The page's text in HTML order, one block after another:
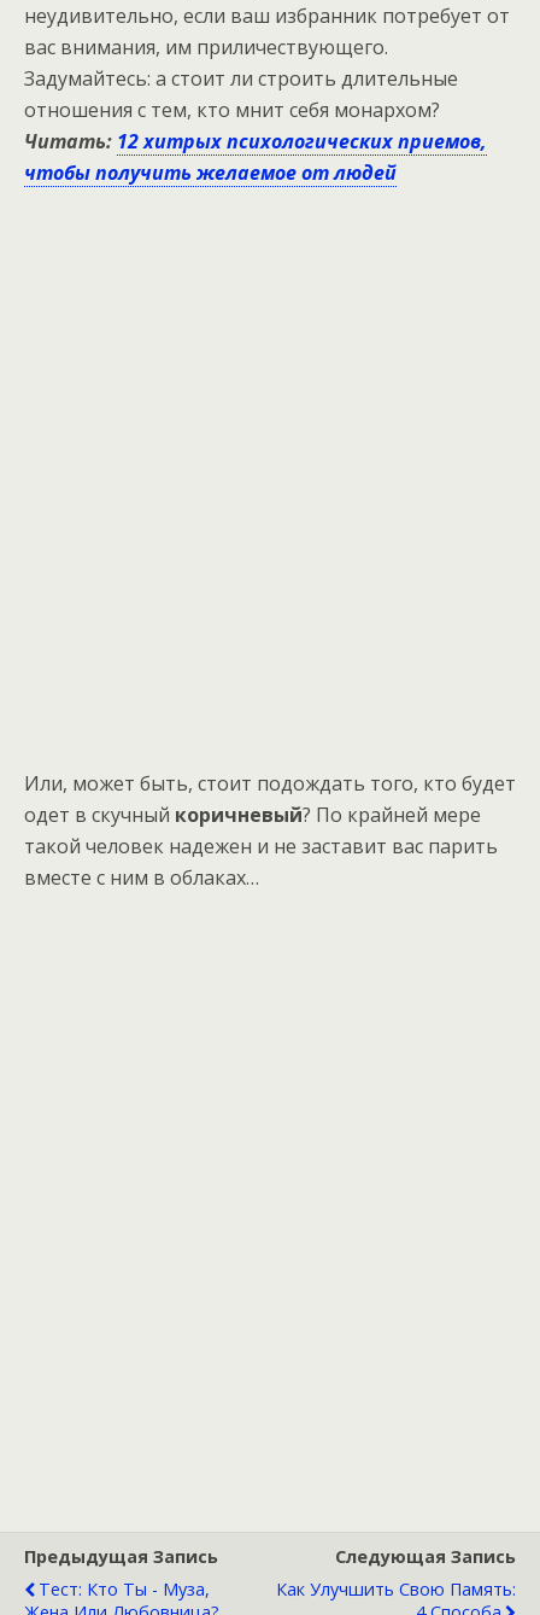
неудивительно, если ваш избранник потребует от
вас внимания, им приличествующего.
Задумайтесь: а стоит ли строить длительные
отношения с тем, кто мнит себя монархом?
Читать: 12 хитрых психологических приемов,
чтобы получить желаемое от людей
Или, может быть, стоит подождать того, кто будет
одет в скучный коричневый? По крайней мере
такой человек надежен и не заставит вас парить
вместе с ним в облаках…
Предыдущая Запись
Тест: Кто Ты - Муза,
Следующая Запись
Как Улучшить Свою Память: